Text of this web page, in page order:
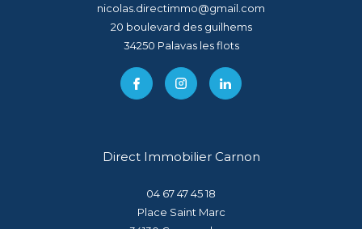
nicolas.directimmo@gmail.com
20 boulevard des guilhems
34250
palavas les flots
Direct Immobilier Carnon
04 67 47 45 18
Place Saint Marc